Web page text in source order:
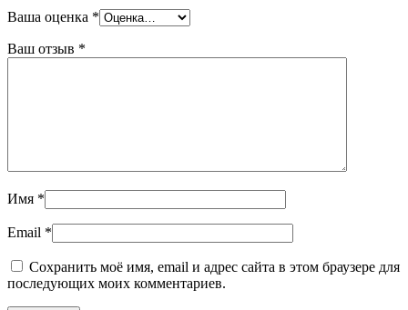
Ваша оценка *
Ваш отзыв *
Имя *
Email *
Сохранить моё имя, email и адрес сайта в этом браузере для
последующих моих комментариев.